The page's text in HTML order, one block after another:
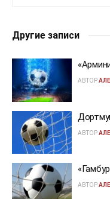
Другие записи
АВТОР
АВТОР
АВТОР